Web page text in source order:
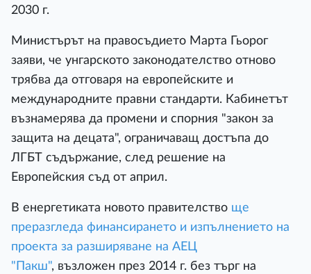
2030 г.
Министърът на правосъдието Марта Гьорог
заяви, че унгарското законодателство отново
трябва да отговаря на европейските и
международните правни стандарти. Кабинетът
възнамерява да промени и спорния "закон за
защита на децата", ограничаващ достъпа до
ЛГБТ съдържание, след решение на
Европейския съд от април.
В енергетиката новото правителство ще
преразгледа финансирането и изпълнението на
проекта за разширяване на АЕЦ
"Пакш", възложен през 2014 г. без търг на